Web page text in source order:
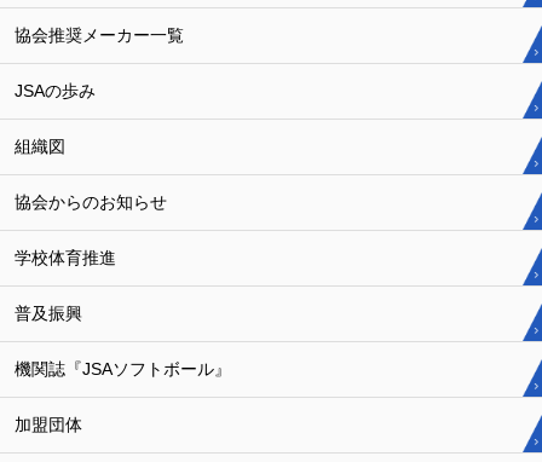
協会推奨メーカー一覧
JSAの歩み
組織図
協会からのお知らせ
学校体育推進
普及振興
機関誌『JSAソフトボール』
加盟団体